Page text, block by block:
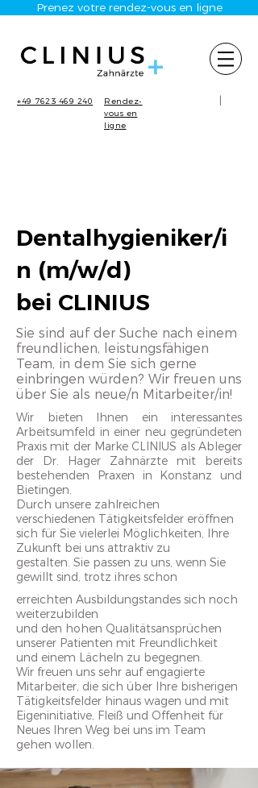
Prenez votre rendez-vous en ligne
+49 7623 469 240
Rendez-
vous en
ligne
|
Dentalhygieniker/i
n (m/w/d)
bei CLINIUS
Sie sind auf der Suche nach einem
freundlichen, leistungsfähigen
Team, in dem Sie sich gerne
einbringen würden? Wir freuen uns
über Sie als neue/n Mitarbeiter/in!
Wir bieten Ihnen ein interessantes
Arbeitsumfeld in einer neu gegründeten
Praxis mit der Marke CLINIUS als Ableger
der Dr. Hager Zahnärzte mit bereits
bestehenden Praxen in Konstanz und
Bietingen.
Durch unsere zahlreichen
verschiedenen Tätigkeitsfelder eröffnen
sich für Sie vielerlei Möglichkeiten, Ihre
Zukunft bei uns attraktiv zu
gestalten. Sie passen zu uns, wenn Sie
gewillt sind, trotz ihres schon
erreichten Ausbildungstandes sich noch
weiterzubilden
und den hohen Qualitätsansprüchen
unserer Patienten mit Freundlichkeit
und einem Lächeln zu begegnen.
Wir freuen uns sehr auf engagierte
Mitarbeiter, die sich über Ihre bisherigen
Tätigkeitsfelder hinaus wagen und mit
Eigeninitiative, Fleiß und Offenheit für
Neues Ihren Weg bei uns im Team
gehen wollen.